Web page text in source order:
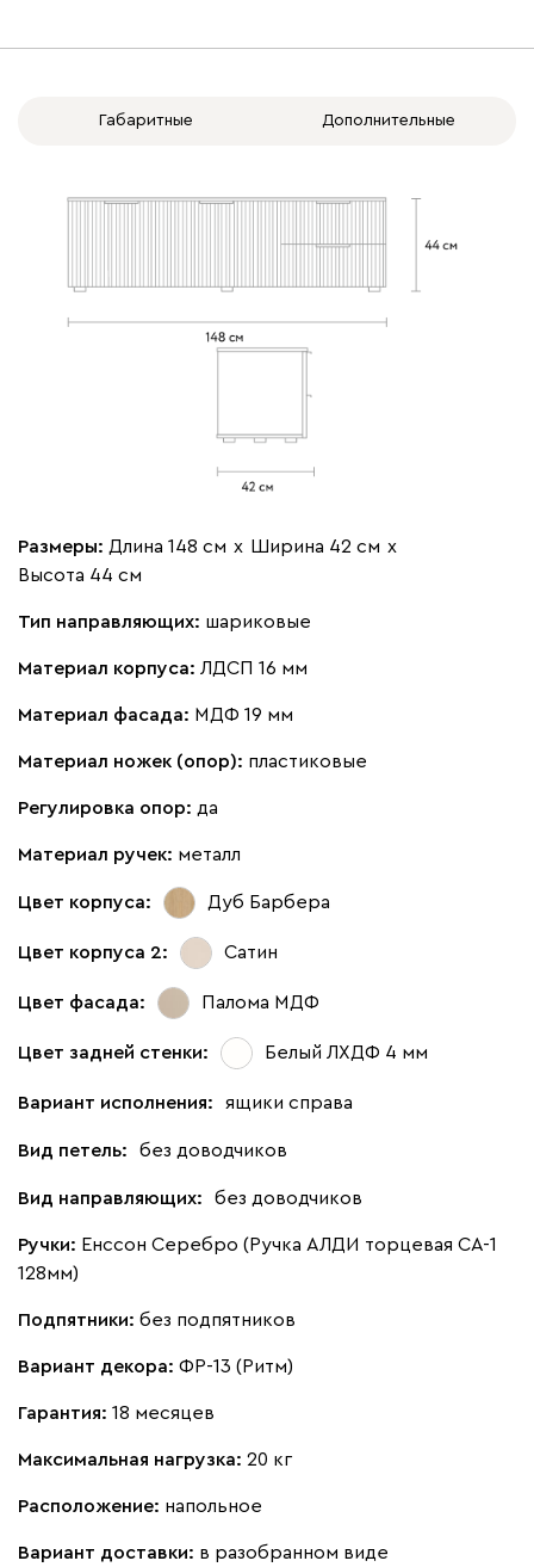
Габаритные Дополнительные
Размеры: Длина 148 см х Ширина 42 см х
Высота 44 см
Тип направляющих: шариковые
Материал корпуса: ЛДСП 16 мм
Материал фасада: МДФ 19 мм
Материал ножек (опор): пластиковые
Регулировка опор: да
Материал ручек: металл
Цвет корпуса: Дуб Барбера
Цвет корпуса 2: Сатин
Цвет фасада: Палома МДФ
Цвет задней стенки: Белый ЛХДФ 4 мм
Вариант исполнения: ящики справа
Вид петель: без доводчиков
Вид направляющих: без доводчиков
Ручки: Енссон Серебро (Ручка АЛДИ торцевая CA-1
128мм)
Подпятники: без подпятников
Вариант декора: ФР-13 (Ритм)
Гарантия: 18 месяцев
Максимальная нагрузка: 20 кг
Расположение: напольное
Вариант доставки: в разобранном виде